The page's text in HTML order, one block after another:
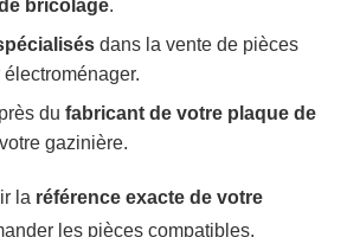
bricolage.
dans la vente de pièces
du fabricant de votre plaque de
gazinière.
la référence exacte de votre
les pièces compatibles.